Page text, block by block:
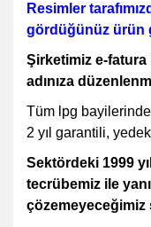
Resimler
gördüğünüz ürün
Şirketimiz e-
adınıza
Tüm lpg
2 yıl garantili,
Sektördeki 1999
tecrübemiz ile
çözemeyeceğimiz